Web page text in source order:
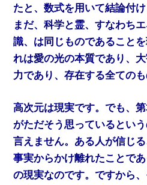
たと、数式を用いて結論付
まだ、科学と霊、すなわち
識、は同じものであること
れは愛の光の本質であり、
力であり、存在する全てのも
高次元は現実です。でも、
がただそう思っているとい
言えません。ある人が信じ
事実からかけ離れたことで
の現実なのです。ですから